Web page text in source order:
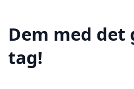
Dem med det
tag!